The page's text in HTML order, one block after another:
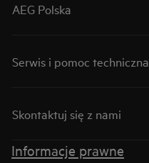
AEG Polska
Serwis i pomoc techniczna
Skontaktuj się z nami
Informacje prawne